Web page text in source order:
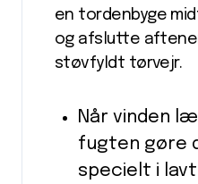
en tordenbyge
og afslutte
støvfyldt tørvejr.
Når vinden
fugten gøre
specielt i